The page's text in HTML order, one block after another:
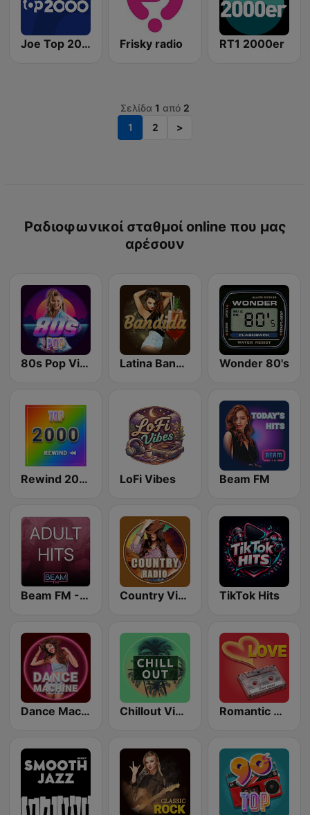
Joe Top 2000 Frisky radio RT1 2000er
Σελίδα 1 από 2
1
2 >
Ραδιοφωνικοί σταθμοί online που μας
αρέσουν
80s Pop Vibes Latina Bandida! Wonder 80's
Rewind 2000's LoFi Vibes Beam FM
Beam FM - Adult Hits Country Vibes TikTok Hits
Dance Machine Chillout Vibes Romantic Vibes